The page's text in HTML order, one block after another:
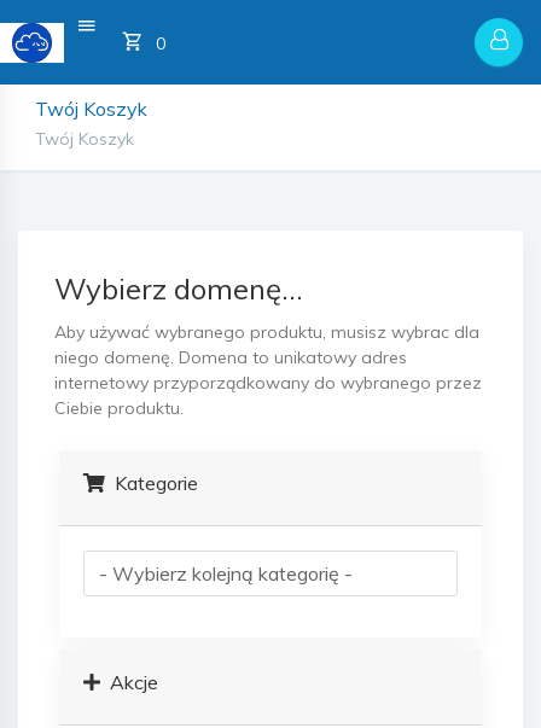
0
Twój Koszyk
Twój Koszyk
Wybierz domenę...
Aby używać wybranego produktu, musisz wybrac dla
niego domenę. Domena to unikatowy adres
internetowy przyporządkowany do wybranego przez
Ciebie produktu.
Kategorie
Akcje